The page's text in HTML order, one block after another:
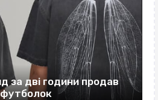
за дві години продав
футболок